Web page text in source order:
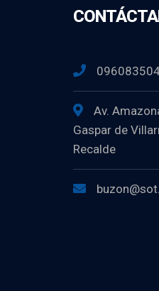
Av.
Gaspar de
Recalde